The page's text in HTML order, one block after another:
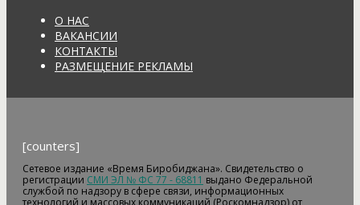
О НАС
ВАКАНСИИ
КОНТАКТЫ
РАЗМЕЩЕНИЕ РЕКЛАМЫ
[counters]
Сетевое издание «Время Биробиджана». Свидетельство о
регистрации СМИ ЭЛ № ФС 77 - 68811 выдано Федеральной
службой по надзору в сфере связи, информационных